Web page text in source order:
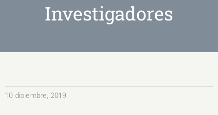
Investigadores
10 diciembre, 2019